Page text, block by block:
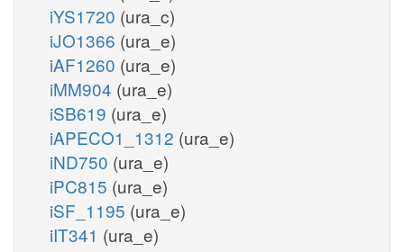
iYS1720 (ura_c)
iJO1366 (ura_e)
iAF1260 (ura_e)
iMM904 (ura_e)
iSB619 (ura_e)
iAPECO1_1312 (ura_e)
iND750 (ura_e)
iPC815 (ura_e)
iSF_1195 (ura_e)
iIT341 (ura_e)